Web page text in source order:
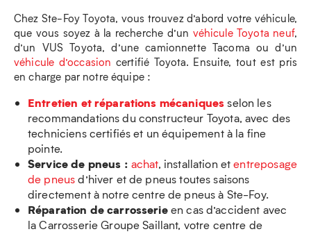
Chez Ste-Foy Toyota, vous trouvez d’abord votre véhicule,
que vous soyez à la recherche d’un véhicule Toyota neuf,
d’un VUS Toyota, d’une camionnette Tacoma ou d’un
véhicule d’occasion certifié Toyota. Ensuite, tout est pris
en charge par notre équipe :
Entretien et réparations mécaniquesselon les
recommandations du constructeur Toyota, avec des
techniciens certifiés et un équipement à la fine
pointe.
Service de pneus : achat, installation etentreposage
de pneusd’hiver et de pneus toutes saisons
directement à notre centre de pneus à Ste-Foy.
Réparation de carrosserieen cas d’accident avec
la Carrosserie Groupe Saillant, votre centre de